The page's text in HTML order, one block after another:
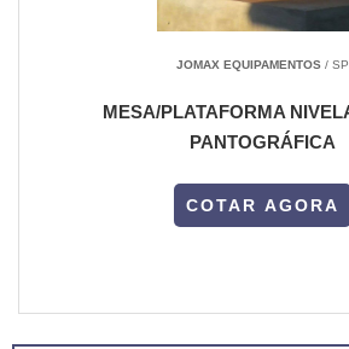
JOMAX EQUIPAMENTOS/ SP
MESA/PLATAFORMA
PANTOGRÁFICA
COTAR AGORA